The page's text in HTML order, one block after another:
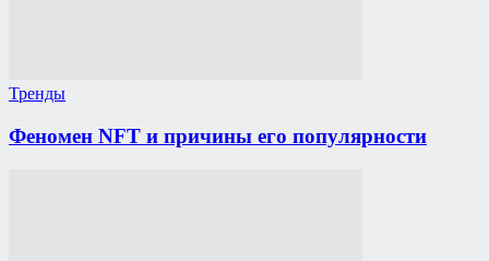
Тренды
Феномен NFT и причины его популярности